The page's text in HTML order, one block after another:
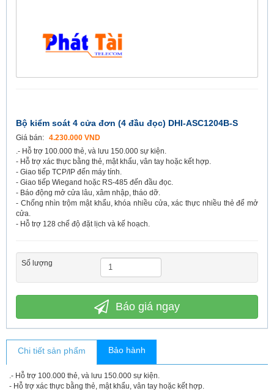
Bộ kiểm soát 4 cửa đơn (4 đầu đọc) DHI-ASC1204B-S
Giá bán: 4.230.000 VND
.- Hỗ trợ 100.000 thẻ, và lưu 150.000 sự kiện.
- Hỗ trợ xác thực bằng thẻ, mật khẩu, vân tay hoặc kết hợp.
- Giao tiếp TCP/IP đến máy tính.
- Giao tiếp Wiegand hoặc RS-485 đến đầu đọc.
- Báo động mở cửa lâu, xâm nhập, tháo dỡ.
- Chống nhìn trộm mật khẩu, khóa nhiều cửa, xác thực nhiều thẻ để mở
cửa.
- Hỗ trợ 128 chế độ đặt lịch và kế hoạch.
Số lượng
Báo giá ngay
Chi tiết sản phẩm Bảo hành
.- Hỗ trợ 100.000 thẻ, và lưu 150.000 sự kiện.
- Hỗ trợ xác thực bằng thẻ, mật khẩu, vân tay hoặc kết hợp.